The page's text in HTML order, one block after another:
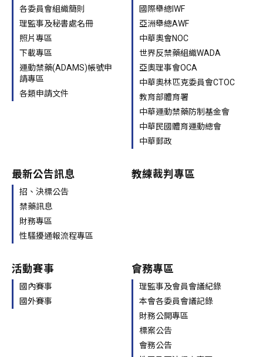
各委員會組織簡則
理監事及秘書處名冊
照片專區
下載專區
運動禁藥(ADAMS)帳號申
請專區
各類申請文件
國際舉總IWF
亞洲舉總AWF
中華奧會NOC
世界反禁藥組織WADA
亞奧理事會OCA
中華奧林匹克委員會CTOC
教育部體育署
中華運動禁藥防制基金會
中華民國體育運動總會
中華郵政
最新公告訊息
招、決標公告
禁藥訊息
財務專區
性騷擾通報流程專區
教練裁判專區
活動賽事
國內賽事
國外賽事
會務專區
理監事及會員會議紀錄
本會各委員會議記錄
財務公開專區
標案公告
會務公告